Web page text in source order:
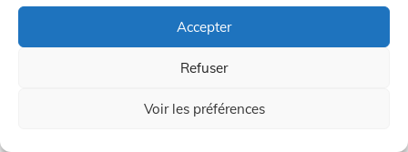
Accepter
Refuser
Voir les préférences
Laisser un commentaire
vous connecterpour publier un